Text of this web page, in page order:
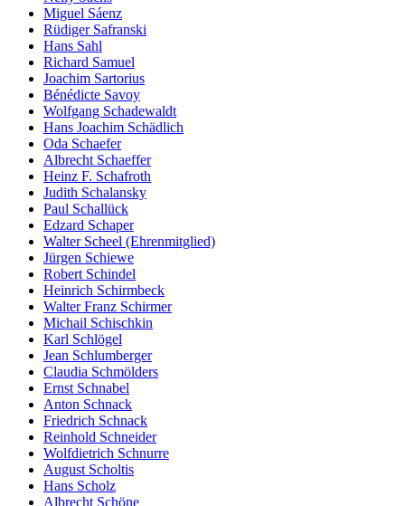
Miguel Sáenz
Rüdiger Safranski
Hans Sahl
Richard Samuel
Joachim Sartorius
Bénédicte Savoy
Wolfgang Schadewaldt
Hans Joachim Schädlich
Oda Schaefer
Albrecht Schaeffer
Heinz F. Schafroth
Judith Schalansky
Paul Schallück
Edzard Schaper
Walter Scheel (Ehrenmitglied)
Jürgen Schiewe
Robert Schindel
Heinrich Schirmbeck
Walter Franz Schirmer
Michail Schischkin
Karl Schlögel
Jean Schlumberger
Claudia Schmölders
Ernst Schnabel
Anton Schnack
Friedrich Schnack
Reinhold Schneider
Wolfdietrich Schnurre
August Scholtis
Hans Scholz
Albrecht Schöne